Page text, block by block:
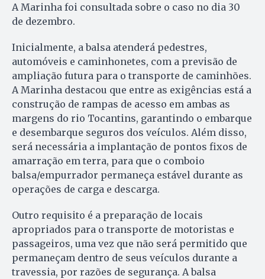
A Marinha foi consultada sobre o caso no dia 30
de dezembro.
Inicialmente, a balsa atenderá pedestres,
automóveis e caminhonetes, com a previsão de
ampliação futura para o transporte de caminhões.
A Marinha destacou que entre as exigências está a
construção de rampas de acesso em ambas as
margens do rio Tocantins, garantindo o embarque
e desembarque seguros dos veículos. Além disso,
será necessária a implantação de pontos fixos de
amarração em terra, para que o comboio
balsa/empurrador permaneça estável durante as
operações de carga e descarga.
Outro requisito é a preparação de locais
apropriados para o transporte de motoristas e
passageiros, uma vez que não será permitido que
permaneçam dentro de seus veículos durante a
travessia, por razões de segurança. A balsa